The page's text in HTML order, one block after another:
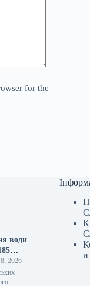
for the
води
2026
и